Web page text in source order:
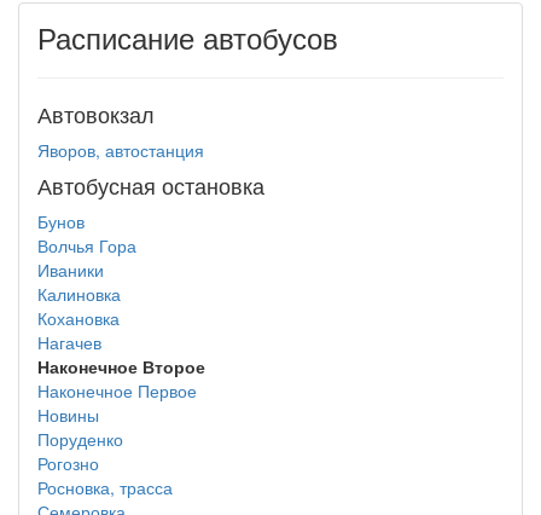
Расписание автобусов
Автовокзал
Яворов, автостанция
Автобусная остановка
Бунов
Волчья Гора
Иваники
Калиновка
Кохановка
Нагачев
Наконечное Второе
Наконечное Первое
Новины
Поруденко
Рогозно
Росновка, трасса